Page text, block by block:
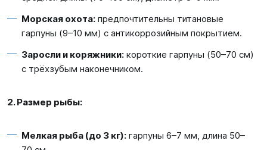
Морская охота: предпочтительны титановые
гарпуны (9–10 мм) с антикоррозийным покрытием.
Заросли и коряжники: короткие гарпуны (50–70 см)
с трёхзубым наконечником.
2. Размер рыбы:
Мелкая рыба (до 3 кг): гарпуны 6–7 мм, длина 50–